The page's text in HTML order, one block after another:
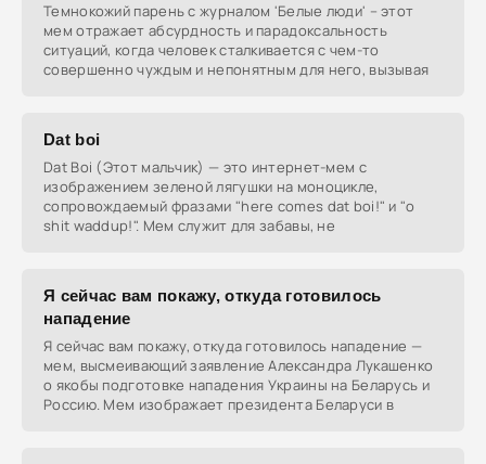
Темнокожий парень с журналом 'Белые люди' – этот
мем отражает абсурдность и парадоксальность
ситуаций, когда человек сталкивается с чем-то
совершенно чуждым и непонятным для него, вызывая
Dat boi
Dat Boi (Этот мальчик) — это интернет-мем с
изображением зеленой лягушки на моноцикле,
сопровождаемый фразами "here comes dat boi!" и "o
shit waddup!". Мем служит для забавы, не
Я сейчас вам покажу, откуда готовилось
нападение
Я сейчас вам покажу, откуда готовилось нападение —
мем, высмеивающий заявление Александра Лукашенко
о якобы подготовке нападения Украины на Беларусь и
Россию. Мем изображает президента Беларуси в